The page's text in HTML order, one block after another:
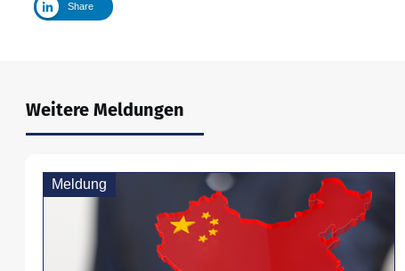
Share
Weitere Meldungen
Meldung